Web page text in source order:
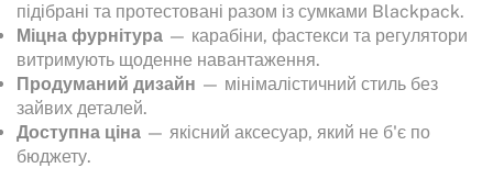
підібрані та протестовані разом із сумками Blackpack.
Міцна фурнітура — карабіни, фастекси та регулятори
витримують щоденне навантаження.
Продуманий дизайн — мінімалістичний стиль без
зайвих деталей.
Доступна ціна — якісний аксесуар, який не б'є по
бюджету.